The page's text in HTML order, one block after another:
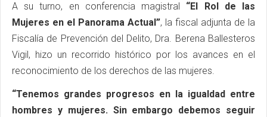
A su turno, en conferencia magistral “El Rol de las
Mujeres en el Panorama Actual”, la fiscal adjunta de la
Fiscalía de Prevención del Delito, Dra. Berena Ballesteros
Vigil, hizo un recorrido histórico por los avances en el
reconocimiento de los derechos de las mujeres.
“Tenemos grandes progresos en la igualdad entre
hombres y mujeres. Sin embargo debemos seguir